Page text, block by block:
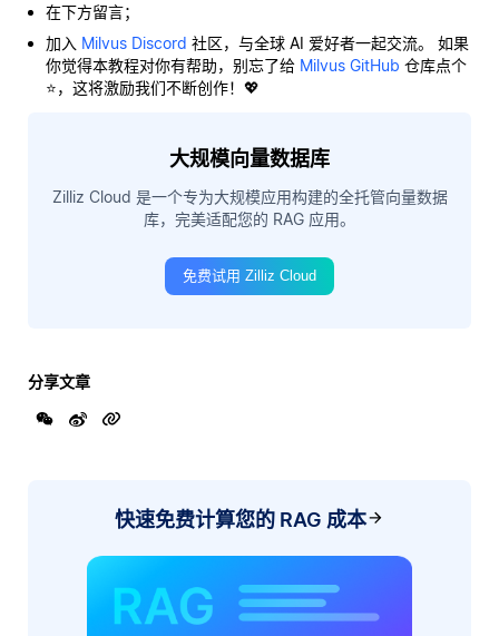
在下方留言；
加入 Milvus Discord 社区，与全球 AI 爱好者一起交流。 如果
你觉得本教程对你有帮助，别忘了给 Milvus GitHub 仓库点个
⭐，这将激励我们不断创作！💖
大规模向量数据库
Zilliz Cloud 是一个专为大规模应用构建的全托管向量数据
库，完美适配您的 RAG 应用。
免费试用 Zilliz Cloud
分享文章
快速免费计算您的 RAG 成本